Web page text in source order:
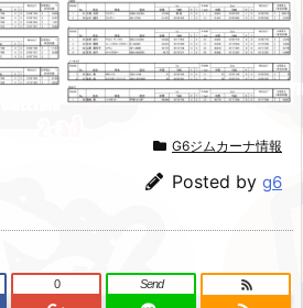
G6ジムカーナ情報
Posted by g6
0 Send